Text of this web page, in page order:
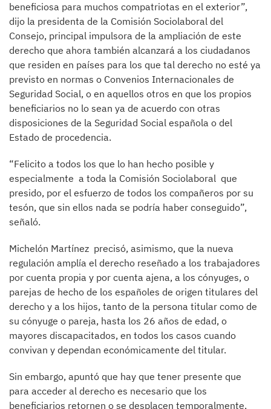
beneficiosa para muchos compatriotas en el exterior”,
dijo la presidenta de la Comisión Sociolaboral del
Consejo, principal impulsora de la ampliación de este
derecho que ahora también alcanzará a los ciudadanos
que residen en países para los que tal derecho no esté ya
previsto en normas o Convenios Internacionales de
Seguridad Social, o en aquellos otros en que los propios
beneficiarios no lo sean ya de acuerdo con otras
disposiciones de la Seguridad Social española o del
Estado de procedencia.
“Felicito a todos los que lo han hecho posible y
especialmente a toda la Comisión Sociolaboral que
presido, por el esfuerzo de todos los compañeros por su
tesón, que sin ellos nada se podría haber conseguido”,
señaló.
Michelón Martínez precisó, asimismo, que la nueva
regulación amplía el derecho reseñado a los trabajadores
por cuenta propia y por cuenta ajena, a los cónyuges, o
parejas de hecho de los españoles de origen titulares del
derecho y a los hijos, tanto de la persona titular como de
su cónyuge o pareja, hasta los 26 años de edad, o
mayores discapacitados, en todos los casos cuando
convivan y dependan económicamente del titular.
Sin embargo, apuntó que hay que tener presente que
para acceder al derecho es necesario que los
beneficiarios retornen o se desplacen temporalmente,